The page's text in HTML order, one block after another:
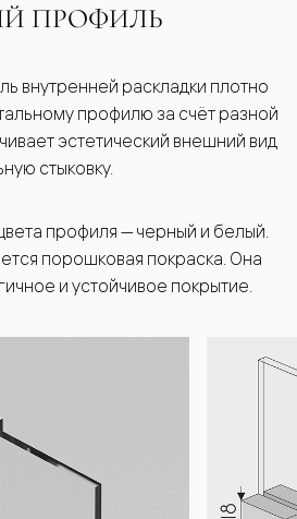
ПРОФИЛЬ
внутренней раскладки плотно
профилю за счёт разной
эстетический внешний вид
стыковку.
профиля — черный и белый.
порошковая покраска. Она
и устойчивое покрытие.